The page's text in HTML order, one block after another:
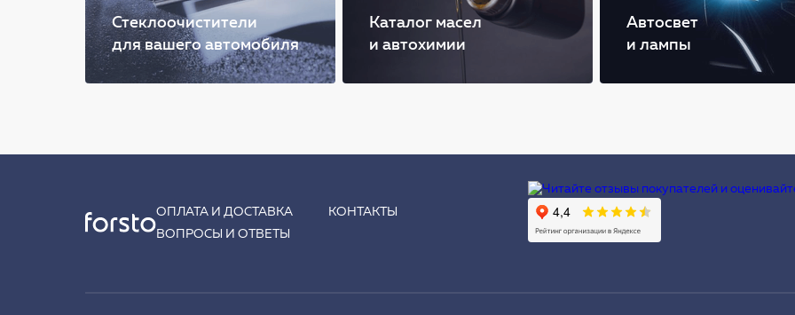
Стеклоочистители
для вашего автомобиля
Каталог масел
и автохимии
Автосвет
и лампы
ОПЛАТА И ДОСТАВКА
КОНТАКТЫ
ВОПРОСЫ И ОТВЕТЫ